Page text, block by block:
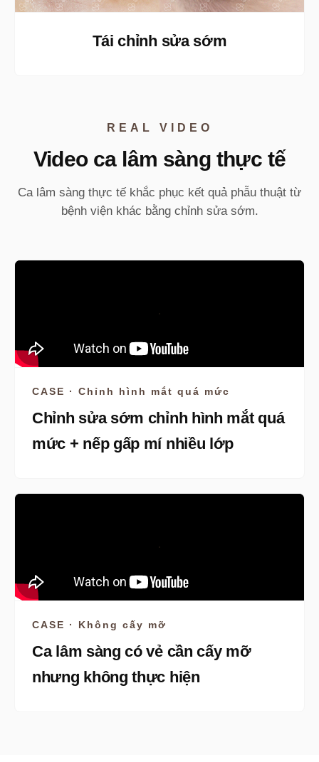
Tái chỉnh sửa sớm
REAL VIDEO
Video ca lâm sàng thực tế
Ca lâm sàng thực tế khắc phục kết quả phẫu thuật từ
bệnh viện khác bằng chỉnh sửa sớm.
CASE · Chỉnh hình mắt quá mức
Chỉnh sửa sớm chỉnh hình mắt quá
mức + nếp gấp mí nhiều lớp
CASE · Không cấy mỡ
Ca lâm sàng có vẻ cần cấy mỡ
nhưng không thực hiện